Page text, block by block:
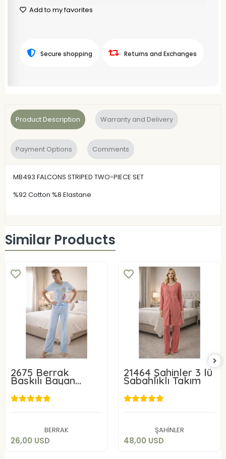
Add to my favorites
Secure shopping Returns and Exchanges
Product Description Warranty and Delivery
Payment Options Comments
MB493 FALCONS STRIPED TWO-PIECE SET
%92 Cotton %8 Elastane
Similar Products
2675 Berrak
Baskılı Bayan
Pijama Takımı
BERRAK
26,00 USD
26,00 USD
21464 Şahinler 3 lü
Sabahlıklı Takım
ŞAHİNLER
48,00 USD
48,00 USD